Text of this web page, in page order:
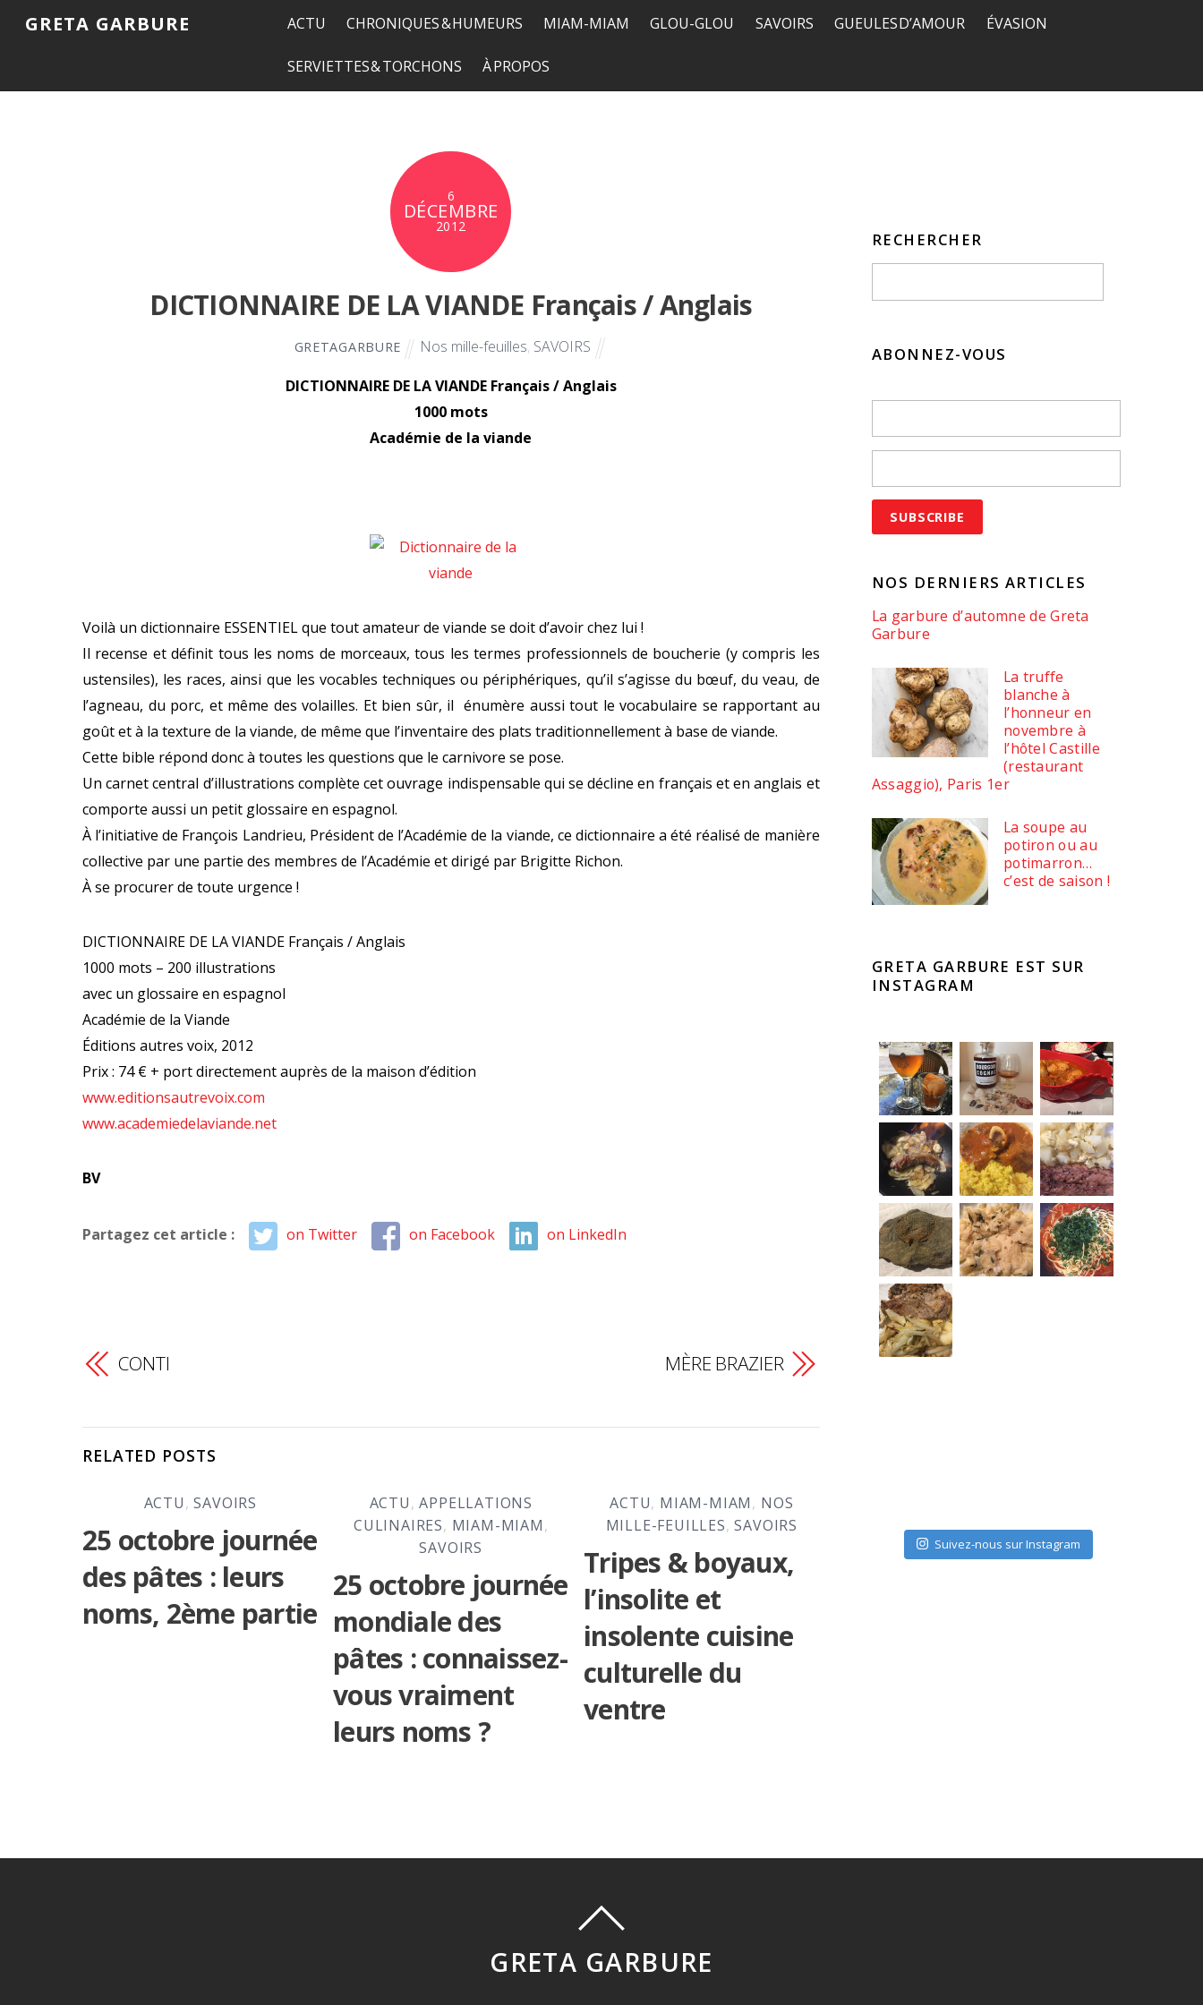
GRETA GARBURE ACTU CHRONIQUES & HUMEURS MIAM-MIAM GLOU-GLOU SAVOIRS GUEULES D’AMOUR ÉVASION
SERVIETTES & TORCHONS À PROPOS
6
DÉCEMBRE
2012
DICTIONNAIRE DE LA VIANDE Français / Anglais
GRETAGARBURE Nos mille-feuilles, SAVOIRS
DICTIONNAIRE DE LA VIANDE Français / Anglais
1000 mots
Académie de la viande
Voilà un dictionnaire ESSENTIEL que tout amateur de viande se doit d’avoir chez lui !
Il recense et définit tous les noms de morceaux, tous les termes professionnels de boucherie (y compris les
ustensiles), les races, ainsi que les vocables techniques ou périphériques, qu’il s’agisse du bœuf, du veau, de
l’agneau, du porc, et même des volailles. Et bien sûr, il énumère aussi tout le vocabulaire se rapportant au
goût et à la texture de la viande, de même que l’inventaire des plats traditionnellement à base de viande.
Cette bible répond donc à toutes les questions que le carnivore se pose.
Un carnet central d’illustrations complète cet ouvrage indispensable qui se décline en français et en anglais et
comporte aussi un petit glossaire en espagnol.
À l’initiative de François Landrieu, Président de l’Académie de la viande, ce dictionnaire a été réalisé de manière
collective par une partie des membres de l’Académie et dirigé par Brigitte Richon.
À se procurer de toute urgence !
DICTIONNAIRE DE LA VIANDE Français / Anglais
1000 mots – 200 illustrations
avec un glossaire en espagnol
Académie de la Viande
Éditions autres voix, 2012
Prix : 74 € + port directement auprès de la maison d’édition
www.editionsautrevoix.com
www.academiedelaviande.net
BV
Partagez cet article : on Twitter on Facebook on LinkedIn
CONTI MÈRE BRAZIER
RELATED POSTS
ACTU,SAVOIRS
25 octobre journée
des pâtes : leurs
noms, 2ème partie
ACTU,APPELLATIONS
CULINAIRES, MIAM-MIAM,
SAVOIRS
25 octobre journée
mondiale des
pâtes : connaissez-
vous vraiment
leurs noms ?
ACTU, MIAM-MIAM, NOS
MILLE-FEUILLES,SAVOIRS
Tripes & boyaux,
l’insolite et
insolente cuisine
culturelle du
ventre
RECHERCHER
ABONNEZ-VOUS
NOS DERNIERS ARTICLES
La garbure d’automne de Greta
Garbure
La truffe
blanche à
l’honneur en
novembre à
l’hôtel Castille
(restaurant
Assaggio), Paris 1er
La soupe au
potiron ou au
potimarron…
c’est de saison !
GRETA GARBURE EST SUR
INSTAGRAM
Suivez-nous sur Instagram
GRETA GARBURE